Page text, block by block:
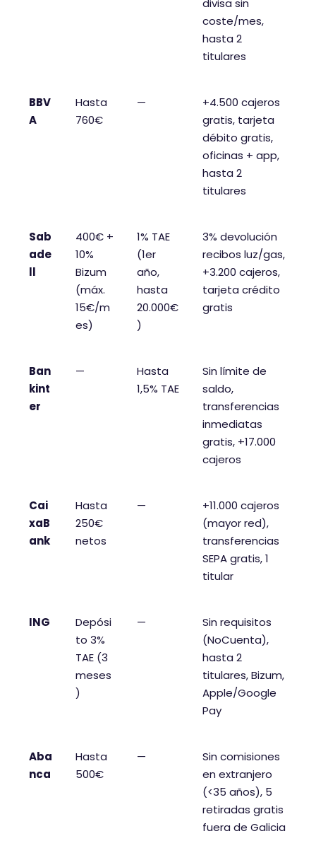
u
n
ó
n
d
e
divisa sin
coste/mes,
hasta 2
titulares
BBV
A
Hasta
760€
—
+4.500 cajeros
gratis, tarjeta
débito gratis,
oficinas + app,
hasta 2
titulares
Sab
ade
ll
400€ +
10%
Bizum
(máx.
15€/m
es)
1% TAE
(1er
año,
hasta
20.000€
)
3% devolución
recibos luz/gas,
+3.200 cajeros,
tarjeta crédito
gratis
Ban
kint
er
—
Hasta
1,5% TAE
Sin límite de
saldo,
transferencias
inmediatas
gratis, +17.000
cajeros
Cai
xaB
ank
Hasta
250€
netos
—
+11.000 cajeros
(mayor red),
transferencias
SEPA gratis, 1
titular
ING
Depósi
to 3%
TAE (3
meses
)
—
Sin requisitos
(NoCuenta),
hasta 2
titulares, Bizum,
Apple/Google
Pay
Aba
nca
Hasta
500€
—
Sin comisiones
en extranjero
(<35 años), 5
retiradas gratis
fuera de Galicia